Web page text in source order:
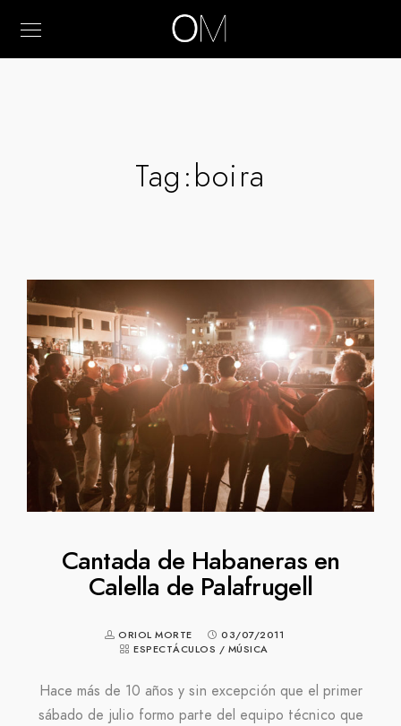
Tag:boira
Cantada de Habaneras en
Calella de Palafrugell
ORIOL MORTE
03/07/2011
ESPECTÁCULOS / MÚSICA
Hace más de 10 años y sin excepción que el primer
sábado de julio formo parte del equipo técnico que